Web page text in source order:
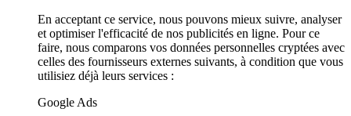
En acceptant ce service, nous pouvons mieux suivre, analyser
et optimiser l'efficacité de nos publicités en ligne. Pour ce
faire, nous comparons vos données personnelles cryptées avec
celles des fournisseurs externes suivants, à condition que vous
utilisiez déjà leurs services :
Google Ads